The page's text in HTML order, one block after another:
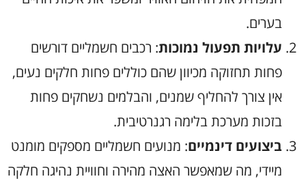
בערים.
עלויות תפעול נמוכות: רכבים חשמליים דורשים
פחות תחזוקה מכיוון שהם כוללים פחות חלקים נעים,
אין צורך להחליף שמנים, והבלמים נשחקים פחות
בזכות מערכת בלימה רגנרטיבית.
ביצועים דינמיים: מנועים חשמליים מספקים מומנט
מיידי, מה שמאפשר האצה מהירה וחוויית נהיגה חלקה